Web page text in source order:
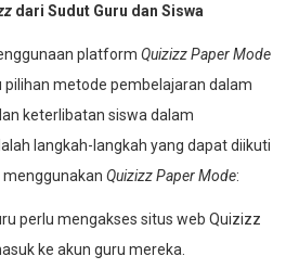
dari Sudut Guru dan Siswa
platform Quizizz Paper Mode
metode pembelajaran dalam
keterlibatan siswa dalam
langkah-langkah yang dapat diikuti
Quizizz Paper Mode:
perlu mengakses situs web Quizizz
ke akun guru mereka.